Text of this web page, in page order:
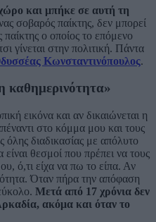
και μπήκε σε αυτή τη
σοβαρός παίκτης, δεν μπορεί
ο οποίος το επόμενο
γίνεται στην πολιτική. Πάντα
Κωνσταντινόπουλος.
καθημερινότητα»
εικόνα και αν δικαιώνεται η
στο κόμμα μου και τους
όλης διαδικασίας με απόλυτο
θεσμοί που πρέπει να τους
ό,τι είχα να πω το είπα. Αν
Όταν πήρα την απόφαση
Μετά από 17 χρόνια δεν
ακόμα και όταν το